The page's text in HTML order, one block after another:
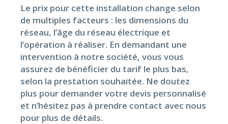
Le prix pour cette installation change selon
de multiples facteurs : les dimensions du
réseau, l’âge du réseau électrique et
l’opération à réaliser. En demandant une
intervention à notre société, vous vous
assurez de bénéficier du tarif le plus bas,
selon la prestation souhaitée. Ne doutez
plus pour demander votre devis personnalisé
et n’hésitez pas à prendre contact avec nous
pour plus de détails.